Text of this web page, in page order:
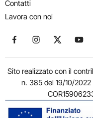
Contatti
Lavora con noi
Seguici su Facebook
Seguici su
Seguici
Sito realizzato con il
n. 385 del 19/10/2022